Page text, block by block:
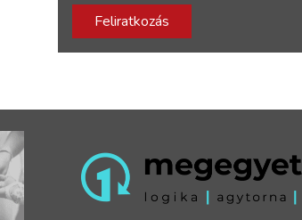
Feliratkozás